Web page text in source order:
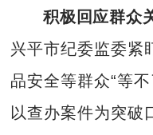
积极回应群众
兴平市纪委监委紧
品安全等群众“等不
以查办案件为突破